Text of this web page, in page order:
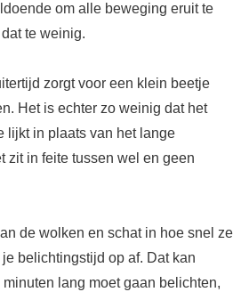
om alle beweging eruit te
te weinig.
zorgt voor een klein beetje
Het is echter zo weinig dat het
lijkt in plaats van het lange
zit in feite tussen wel en geen
de wolken en schat in hoe snel ze
belichtingstijd op af. Dat kan
lang moet gaan belichten,